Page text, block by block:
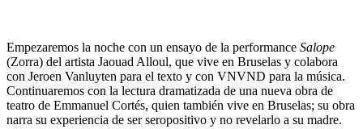
Empezaremos la noche con un ensayo de la performance Salope
(Zorra) del artista Jaouad Alloul, que vive en Bruselas y colabora
con Jeroen Vanluyten para el texto y con VNVND para la música.
Continuaremos con la lectura dramatizada de una nueva obra de
teatro de Emmanuel Cortés, quien también vive en Bruselas; su obra
narra su experiencia de ser seropositivo y no revelarlo a su madre.